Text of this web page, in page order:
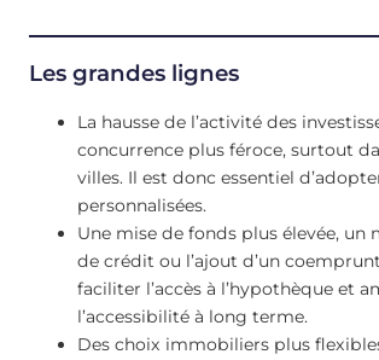
Les grandes lignes
La hausse de l’activité des
concurrence plus féroce, surtout
villes. Il est donc essentiel
personnalisées.
Une mise de fonds plus élevée, un
de crédit ou l’ajout d’un
faciliter l’accès à l’hypothèque et
l’accessibilité à long terme.
Des choix immobiliers plus